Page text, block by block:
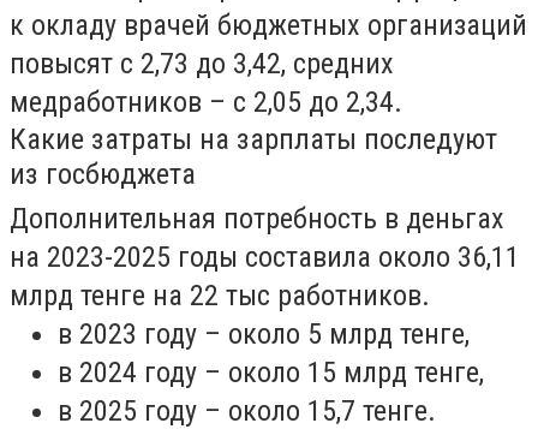
к окладу врачей бюджетных организаций
повысят с 2,73 до 3,42, средних
медработников – с 2,05 до 2,34.
Какие затраты на зарплаты последуют
из госбюджета
Дополнительная потребность в деньгах
на 2023-2025 годы составила около 36,11
млрд тенге на 22 тыс работников.
в 2023 году – около 5 млрд тенге,
в 2024 году – около 15 млрд тенге,
в 2025 году – около 15,7 тенге.